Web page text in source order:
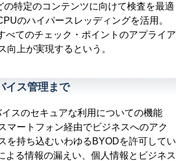
特定のコンテンツに向けて検査を最適
のハイパースレッディングを活用。
べてのチェック・ポイントのアプライア
向上が実現するという。
イス管理まで
スのセキュアな利用についての機能
マートフォン経由でビジネスへのアク
を持ち込むいわゆるBYODを許可してい
よる情報の漏えい、個人情報とビジネス